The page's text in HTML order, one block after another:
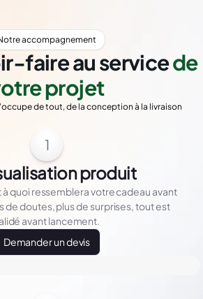
accompagnement
faire au servicede
projet
de tout, de la conception à la livraison
1
produit
quoi ressemblera votre cadeau avant
de doutes, plus de surprises, tout est
avant lancement.
Demander un devis